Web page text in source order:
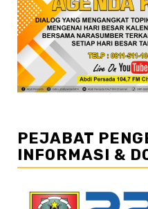
PEJABAT
INFORMASI &